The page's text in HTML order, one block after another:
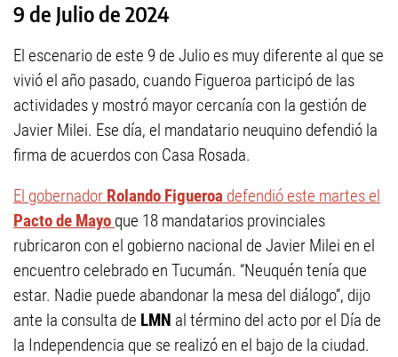
9 de Julio de 2024
El escenario de este 9 de Julio es muy diferente al que se
vivió el año pasado, cuando Figueroa participó de las
actividades y mostró mayor cercanía con la gestión de
Javier Milei. Ese día, el mandatario neuquino defendió la
firma de acuerdos con Casa Rosada.
El gobernador Rolando Figueroa defendió este martes el
Pacto de Mayo que 18 mandatarios provinciales
rubricaron con el gobierno nacional de Javier Milei en el
encuentro celebrado en Tucumán. “Neuquén tenía que
estar. Nadie puede abandonar la mesa del diálogo”, dijo
ante la consulta de LMN al término del acto por el Día de
la Independencia que se realizó en el bajo de la ciudad.